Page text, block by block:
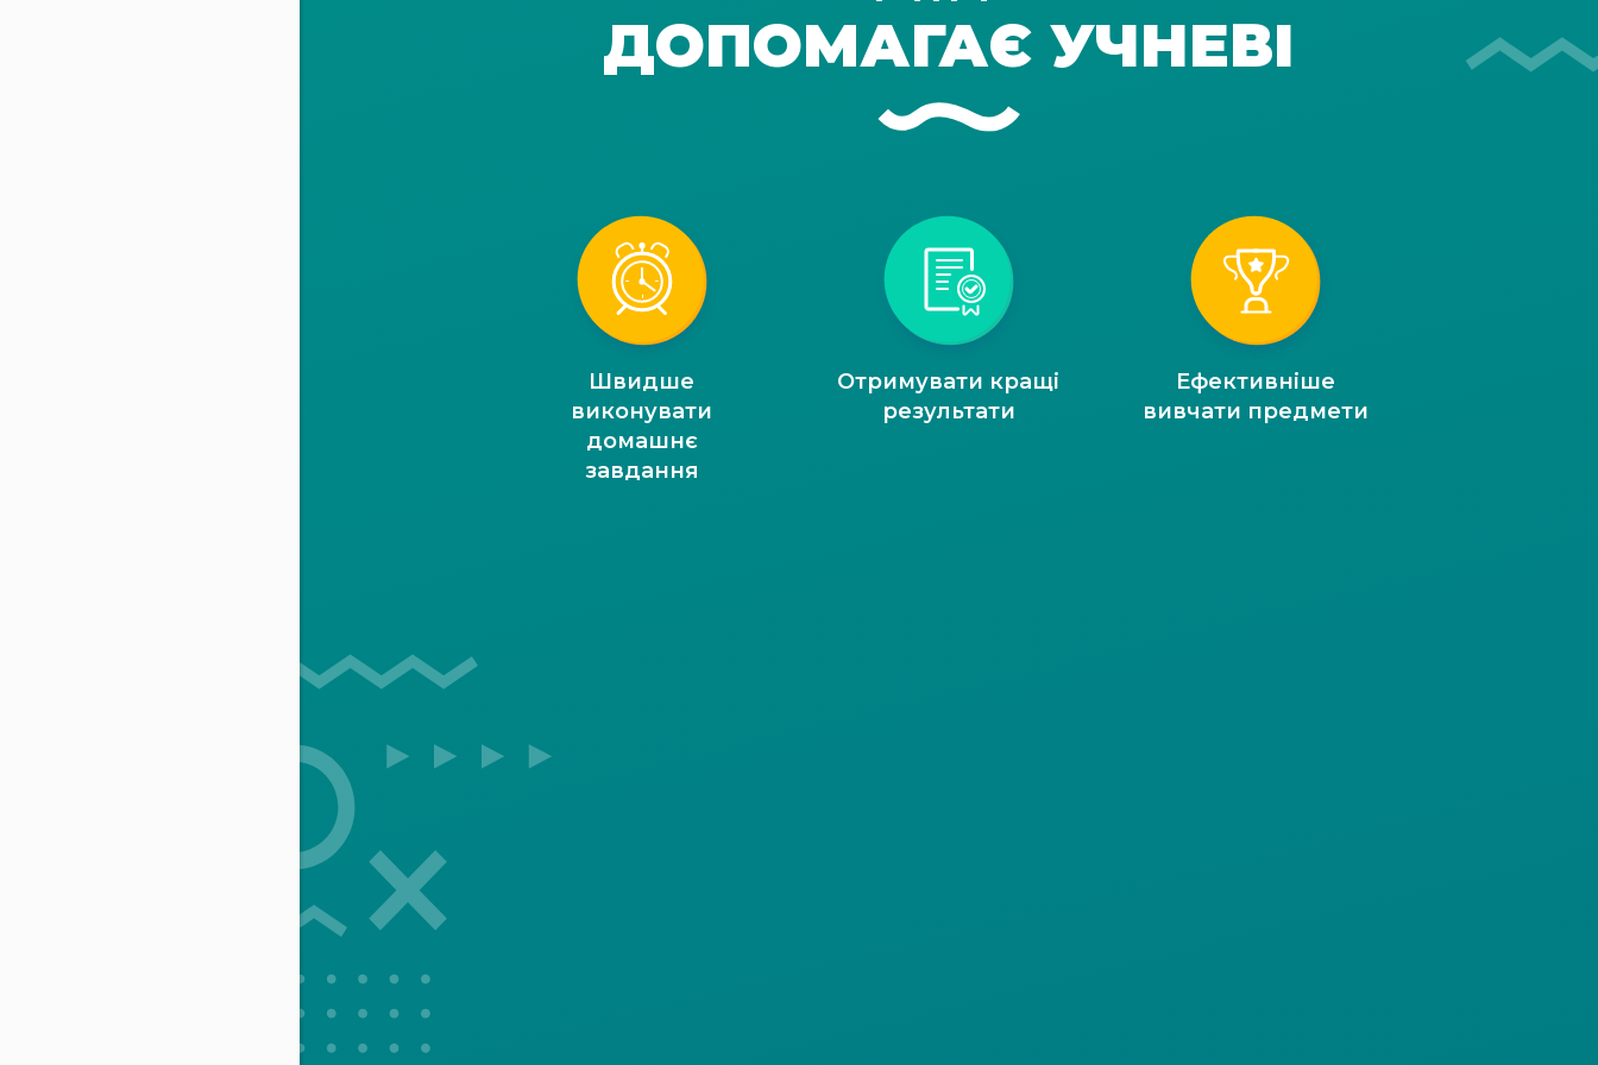
ДОПОМАГАЄ УЧНЕВІ
Швидше
виконувати
домашнє
завдання
Отримувати кращі
результати
Ефективніше
вивчати предмети